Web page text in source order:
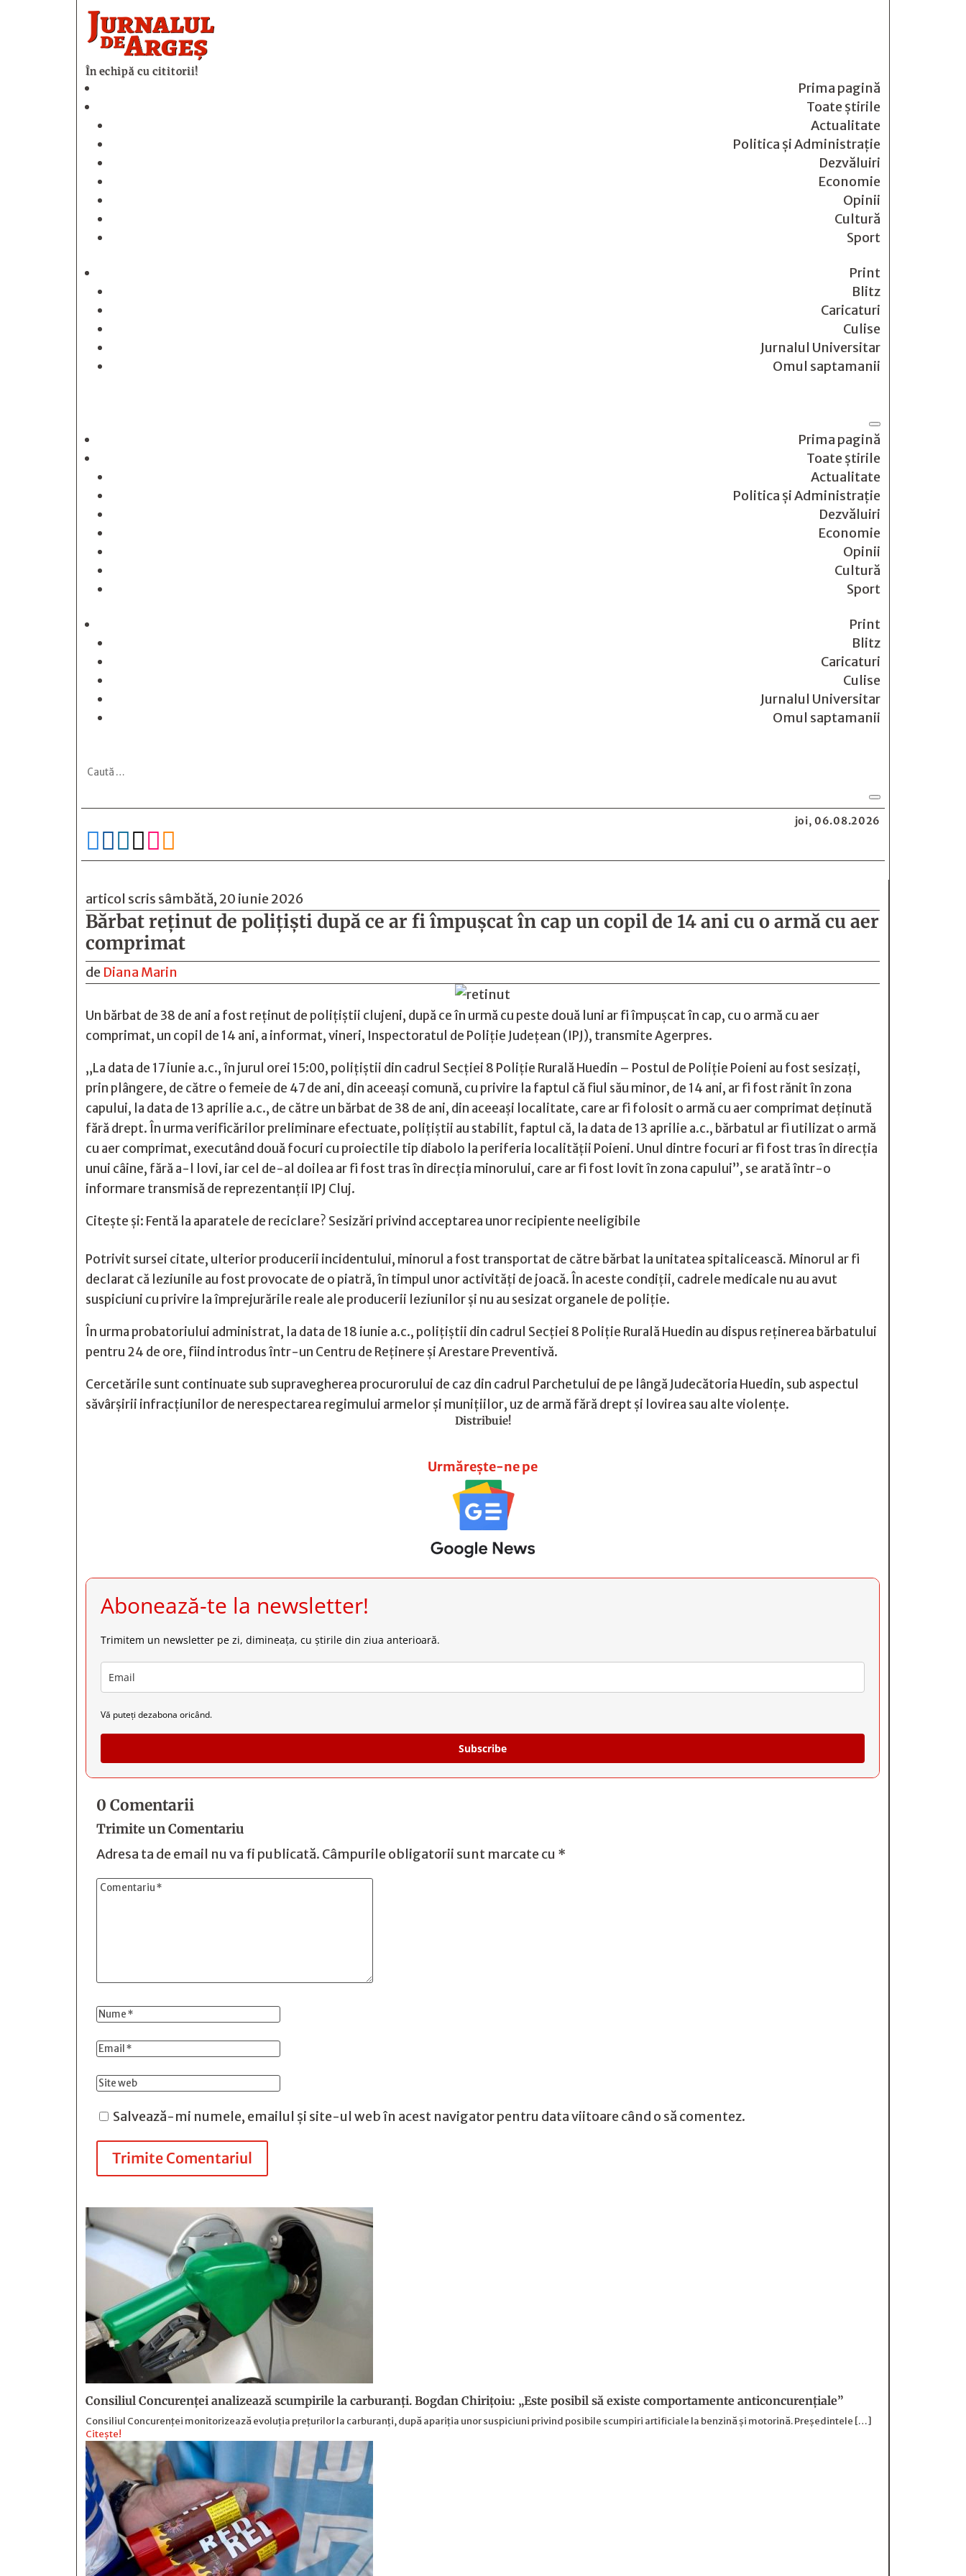
În echipă cu cititorii!
Prima pagină
Toate știrile
Actualitate
Politica și Administrație
Dezvăluiri
Economie
Opinii
Cultură
Sport
Print
Blitz
Caricaturi
Culise
Jurnalul Universitar
Omul saptamanii
Prima pagină
Toate știrile
Actualitate
Politica și Administrație
Dezvăluiri
Economie
Opinii
Cultură
Sport
Print
Blitz
Caricaturi
Culise
Jurnalul Universitar
Omul saptamanii
joi, 06.08.2026

articol scris sâmbătă, 20 iunie 2026
Bărbat reţinut de poliţişti după ce ar fi împuşcat în cap un copil de 14 ani cu o armă cu aer
comprimat
de Diana Marin
Un bărbat de 38 de ani a fost reţinut de poliţiştii clujeni, după ce în urmă cu peste două luni ar fi împuşcat în cap, cu o armă cu aer
comprimat, un copil de 14 ani, a informat, vineri, Inspectoratul de Poliţie Judeţean (IPJ), transmite Agerpres.
„La data de 17 iunie a.c., în jurul orei 15:00, poliţiştii din cadrul Secţiei 8 Poliţie Rurală Huedin – Postul de Poliţie Poieni au fost sesizaţi,
prin plângere, de către o femeie de 47 de ani, din aceeaşi comună, cu privire la faptul că fiul său minor, de 14 ani, ar fi fost rănit în zona
capului, la data de 13 aprilie a.c., de către un bărbat de 38 de ani, din aceeaşi localitate, care ar fi folosit o armă cu aer comprimat deţinută
fără drept. În urma verificărilor preliminare efectuate, poliţiştii au stabilit, faptul că, la data de 13 aprilie a.c., bărbatul ar fi utilizat o armă
cu aer comprimat, executând două focuri cu proiectile tip diabolo la periferia localităţii Poieni. Unul dintre focuri ar fi fost tras în direcţia
unui câine, fără a-l lovi, iar cel de-al doilea ar fi fost tras în direcţia minorului, care ar fi fost lovit în zona capului”, se arată într-o
informare transmisă de reprezentanţii IPJ Cluj.
Citește și: Fentă la aparatele de reciclare? Sesizări privind acceptarea unor recipiente neeligibile
Potrivit sursei citate, ulterior producerii incidentului, minorul a fost transportat de către bărbat la unitatea spitalicească. Minorul ar fi
declarat că leziunile au fost provocate de o piatră, în timpul unor activităţi de joacă. În aceste condiţii, cadrele medicale nu au avut
suspiciuni cu privire la împrejurările reale ale producerii leziunilor şi nu au sesizat organele de poliţie.
În urma probatoriului administrat, la data de 18 iunie a.c., poliţiştii din cadrul Secţiei 8 Poliţie Rurală Huedin au dispus reţinerea bărbatului
pentru 24 de ore, fiind introdus într-un Centru de Reţinere şi Arestare Preventivă.
Cercetările sunt continuate sub supravegherea procurorului de caz din cadrul Parchetului de pe lângă Judecătoria Huedin, sub aspectul
săvârşirii infracţiunilor de nerespectarea regimului armelor şi muniţiilor, uz de armă fără drept şi lovirea sau alte violenţe.
Distribuie!
Urmărește-ne pe
Abonează-te la newsletter!
Trimitem un newsletter pe zi, dimineața, cu știrile din ziua anterioară.
Vă puteți dezabona oricând.
Subscribe
0 Comentarii
Trimite un Comentariu
Adresa ta de email nu va fi publicată. Câmpurile obligatorii sunt marcate cu *
Salvează-mi numele, emailul și site-ul web în acest navigator pentru data viitoare când o să comentez.
Trimite Comentariul
Consiliul Concurenței analizează scumpirile la carburanți. Bogdan Chirițoiu: „Este posibil să existe comportamente anticoncurențiale”
Consiliul Concurenței monitorizează evoluția prețurilor la carburanți, după apariția unor suspiciuni privind posibile scumpiri artificiale la benzină și motorină. Președintele […]
Citește!